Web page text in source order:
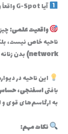
آیا G-Spot واقعاً وجود دارد؟
واقعیت علمی:
ناحیه خاص نیست،
network) بدن
این ناحیه در
بافتیاسفنجی،
به ارگاسم‌های قوی
نکات مهم: